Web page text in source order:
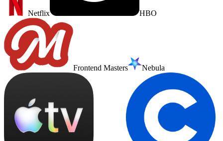
Netflix HBO
Frontend Masters Nebula